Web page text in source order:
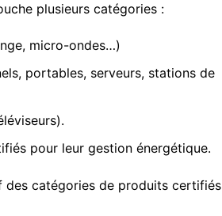
plusieurs catégories :
micro-ondes…)
portables, serveurs, stations de
pour leur gestion énergétique.
des catégories de produits certifiés